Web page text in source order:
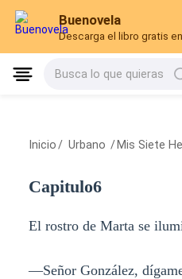
Buenovela
Descarga el libro gratis
Busca lo que quieras
Inicio / Urbano / Mis Siete
Capitulo6
El rostro de Marta se
—Señor González,